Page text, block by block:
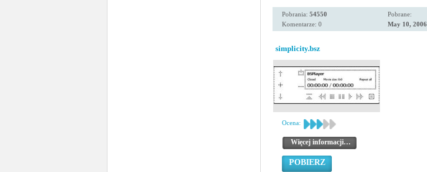
Pobrania: 54550
Komentarze: 0
Pobrane:
May 10, 2006
simplicity.bsz
Ocena:
Więcej informacji…
POBIERZ